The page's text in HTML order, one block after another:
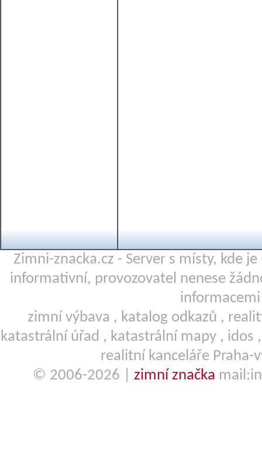
Zimni-znacka.cz - Server s místy, kde
informativní, provozovatel nenese
zimní výbava , katalog odkazů ,
katastrální úřad , katastrální mapy, idos
realitní kanceláře Praha-
© 2006-2026 | zimní značka